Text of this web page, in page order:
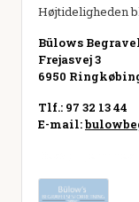
Højtideligheden
Bülows
Frejasvej 3
6950
Tlf.: 97 32 13 44
E-mail: